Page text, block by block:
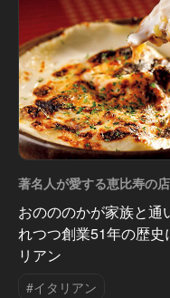
著名人が愛する恵比寿の
おのののかが家族と通
れつつ創業51年の歴
リアン
#イタリアン